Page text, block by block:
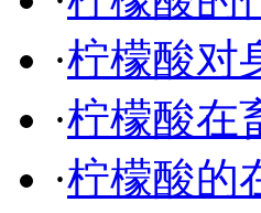
·柠檬酸对
·柠檬酸在
·柠檬酸的